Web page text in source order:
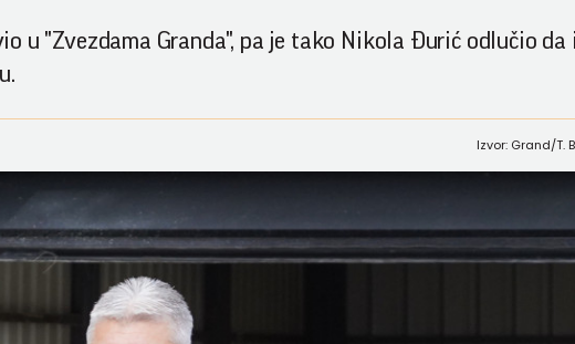
u "Zvezdama Granda", pa je tako Nikola Đurić odlučio da
Izvor: Grand/T.